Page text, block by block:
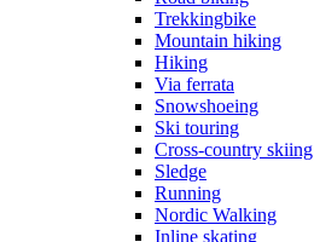
Trekkingbike
Mountain hiking
Hiking
Via ferrata
Snowshoeing
Ski touring
Cross-country skiing
Sledge
Running
Nordic Walking
Inline skating